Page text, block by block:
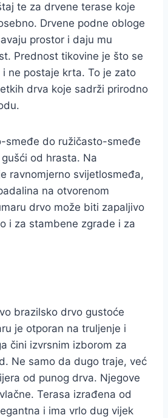
te za drvene terase koje
Drvene podne obloge
prostor i daju mu
Prednost tikovine je što se
i ne postaje krta. To je zato
drva koje sadrži prirodno
smeđe do ružičasto-smeđe
od hrasta. Na
ravnomjerno svijetlosmeđa,
na otvorenom
drvo može biti zapaljivo
i za stambene zgrade i za
brazilsko drvo gustoće
je otporan na truljenje i
čini izvrsnim izborom za
Ne samo da dugo traje, već
od punog drva. Njegove
Terasa izrađena od
i ima vrlo dug vijek